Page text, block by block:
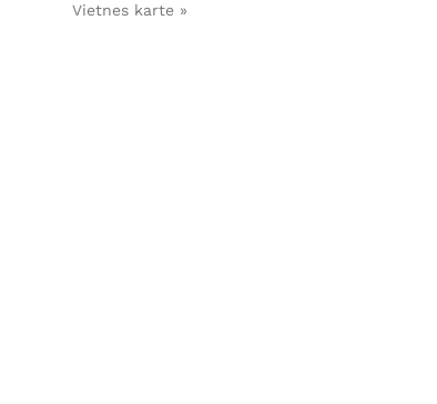
Vietnes karte »